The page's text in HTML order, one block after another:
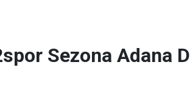
Sezona Adana